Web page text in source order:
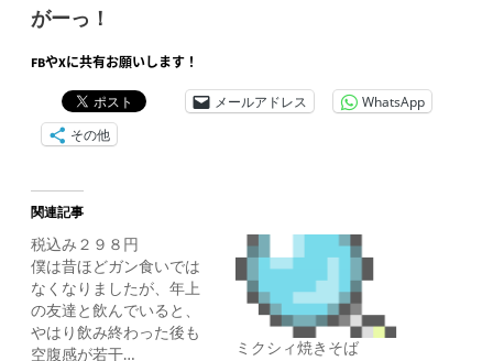
がーっ！
FBやXに共有お願いします！
メールアドレス
WhatsApp
その他
関連記事
税込み２９８円
僕は昔ほどガン食いでは
なくなりましたが、年上
の友達と飲んでいると、
やはり飲み終わった後も
空腹感が若干…
ミクシィ焼きそば